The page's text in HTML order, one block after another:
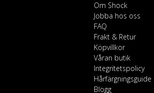
Om Shock
Jobba hos oss
FAQ
Frakt & Retur
Köpvillkor
Våran butik
Integritetspolicy
Hårfärgningsguide
Blogg